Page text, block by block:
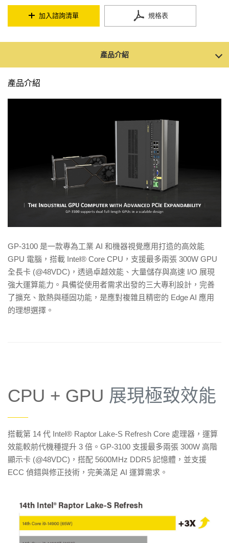
加入諮詢清單 規格表
產品介紹
產品介紹
GP-3100 是一款專為工業 AI 和機器視覺應用打造的高效能
GPU 電腦，搭載 Intel® Core CPU，支援最多兩張 300W GPU
全長卡 (@48VDC)，透過卓越效能、大量儲存與高速 I/O 展現
強大運算能力。具備從使用者需求出發的三大專利設計，完善
了擴充、散熱與穩固功能，是應對複雜且精密的 Edge AI 應用
的理想選擇。
CPU + GPU 展現極致效能
——
搭載第 14 代 Intel® Raptor Lake-S Refresh Core 處理器，運算
效能較前代機種提升 3 倍。GP-3100 支援最多兩張 300W 高階
顯示卡 (@48VDC)，搭配 5600MHz DDR5 記憶體，並支援
ECC 偵錯與修正技術，完美滿足 AI 運算需求。